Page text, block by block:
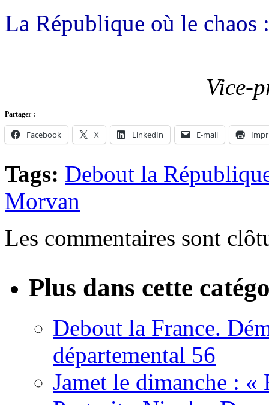
La République où le
Vice-
Partager :
Facebook X LinkedIn E-mail
Tags: Debout la
Morvan
Les commentaires sont
Plus dans cette
Debout la France.
départemental 56
Jamet le dimanche : «